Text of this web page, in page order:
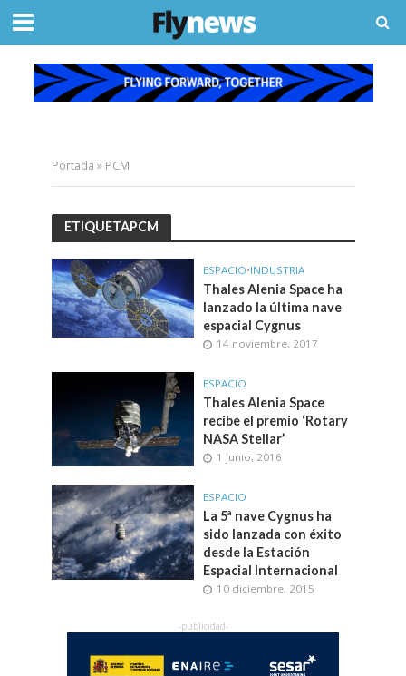
Portada » PCM
ETIQUETAPCM
ESPACIO•INDUSTRIA
Thales Alenia Space ha
lanzado la última nave
espacial Cygnus
14 noviembre, 2017
ESPACIO
Thales Alenia Space
recibe el premio ‘Rotary
NASA Stellar’
1 junio, 2016
ESPACIO
La 5ª nave Cygnus ha
sido lanzada con éxito
desde la Estación
Espacial Internacional
10 diciembre, 2015